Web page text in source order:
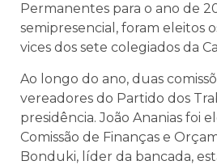
Permanentes para o ano de
semipresencial, foram eleitos
vices dos sete colegiados da
Ao longo do ano, duas
vereadores do Partido dos
presidência. João Ananias foi
Comissão de Finanças e
Bonduki, líder da bancada,